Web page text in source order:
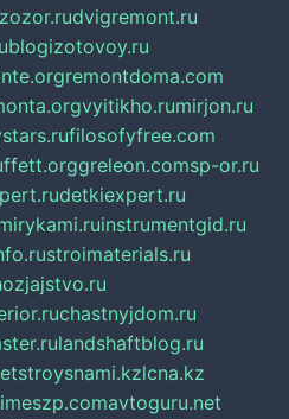
zozor.rudvigremont.ru
blogizotovoy.ru
remontdoma.com
vyitikho.rumirjon.ru
filosofyfree.com
greleon.comsp-or.ru
detkiexpert.ru
instrumentgid.ru
stroimaterials.ru
chastnyjdom.ru
landshaftblog.ru
stroysnami.kzlcna.kz
avtoguru.net